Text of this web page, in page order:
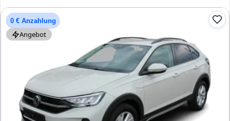
0 € Anzahlung
Angebot